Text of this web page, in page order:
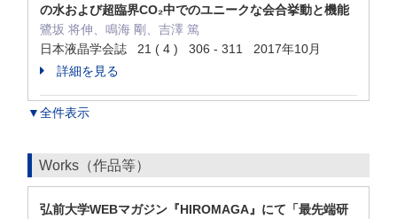
の水および超臨界CO₂中でのユニークな会合挙動と機能
鷺坂 将伸、鳴海 剛、吉澤 篤
日本液晶学会誌 21 ( 4 ) 306 - 311 2017年10月
詳細を見る
▼全件表示
Works（作品等）
弘前大学WEBマガジン『HIROMAGA』にて「最先端研